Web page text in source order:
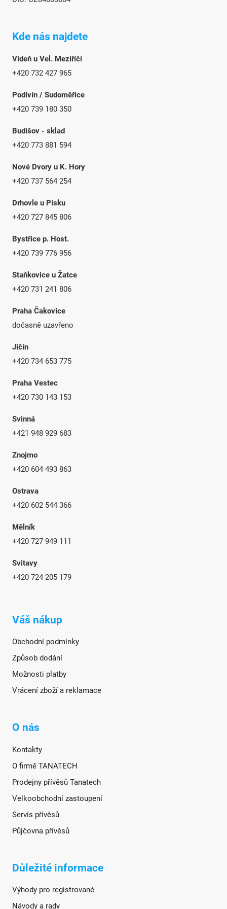
Kde nás najdete
Vídeň u Vel. Meziříčí
+420 732 427 965
Podivín / Sudoměřice
+420 739 180 350
Budišov - sklad
+420 773 881 594
Nové Dvory u K. Hory
+420 737 564 254
Drhovle u Písku
+420 727 845 806
Bystřice p. Host.
+420 739 776 956
Staňkovice u Žatce
+420 731 241 806
Praha Čakovice
dočasně uzavřeno
Jičín
+420 734 653 775
Praha Vestec
+420 730 143 153
Svinná
+421 948 929 683
Znojmo
+420 604 493 863
Ostrava
+420 602 544 366
Mělník
+420 727 949 111
Svitavy
+420 724 205 179
Váš nákup
Obchodní podmínky
Způsob dodání
Možnosti platby
Vrácení zboží a reklamace
O nás
Kontakty
O firmě TANATECH
Prodejny přívěsů Tanatech
Velkoobchodní zastoupení
Servis přívěsů
Půjčovna přívěsů
Důležité informace
Výhody pro registrované
Návody a rady